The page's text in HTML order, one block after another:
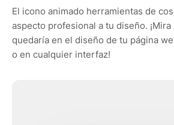
El icono animado herramientas de
aspecto profesional a tu diseño.
quedaría en el diseño de tu página
o en cualquier interfaz!